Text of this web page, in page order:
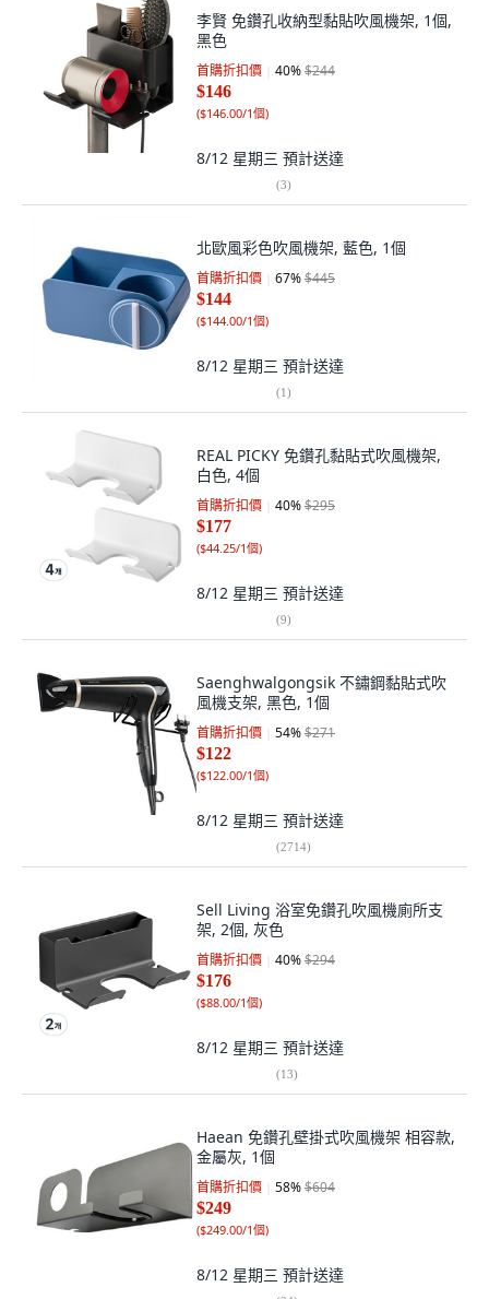
李賢 免鑽孔收納型黏貼吹風機架, 1個,
黑色
首購折扣價 40%$244
$146
($146.00/1個)
8/12 星期三 預計送達
(3)
北歐風彩色吹風機架, 藍色, 1個
首購折扣價 67%$445
$144
($144.00/1個)
8/12 星期三 預計送達
(1)
REAL PICKY 免鑽孔黏貼式吹風機架,
白色, 4個
首購折扣價 40%$295
$177
($44.25/1個)
8/12 星期三 預計送達
(9)
Saenghwalgongsik 不鏽鋼黏貼式吹
風機支架, 黑色, 1個
首購折扣價 54%$271
$122
($122.00/1個)
8/12 星期三 預計送達
(2714)
Sell Living 浴室免鑽孔吹風機廁所支
架, 2個, 灰色
首購折扣價 40%$294
$176
($88.00/1個)
8/12 星期三 預計送達
(13)
Haean 免鑽孔壁掛式吹風機架 相容款,
金屬灰, 1個
首購折扣價 58%$604
$249
($249.00/1個)
8/12 星期三 預計送達